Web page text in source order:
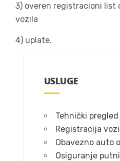
3) overen registracioni list
vozila
4) uplate.
USLUGE
Tehnički
Registracija
Obavezno auto
Osiguranje